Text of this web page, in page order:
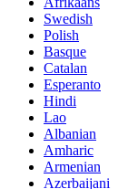
Swedish
Polish
Basque
Catalan
Esperanto
Hindi
Lao
Albanian
Amharic
Armenian
Azerbaijani